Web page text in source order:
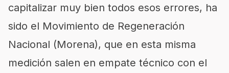
capitalizar muy bien todos esos errores, ha
sido el Movimiento de Regeneración
Nacional (Morena), que en esta misma
medición salen en empate técnico con el